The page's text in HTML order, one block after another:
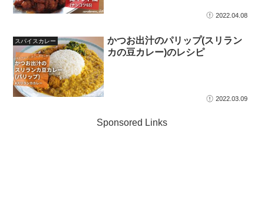
2022.04.08
スパイスカレー
かつお出汁のパリップ(スリラン
カの豆カレー)のレシピ
2022.03.09
Sponsored Links